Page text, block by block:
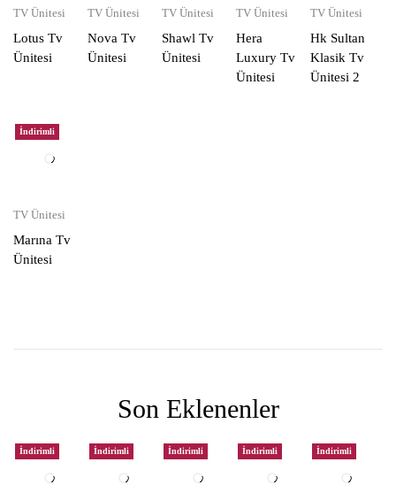
TV Ünitesi
Lotus Tv
Ünitesi
TV Ünitesi
Nova Tv
Ünitesi
TV Ünitesi
Shawl Tv
Ünitesi
TV Ünitesi
Hera
Luxury Tv
Ünitesi
TV Ünitesi
Hk Sultan
Klasik Tv
Ünitesi 2
İndirimli
TV Ünitesi
Marına Tv
Ünitesi
Son Eklenenler
İndirimli İndirimli İndirimli İndirimli İndirimli